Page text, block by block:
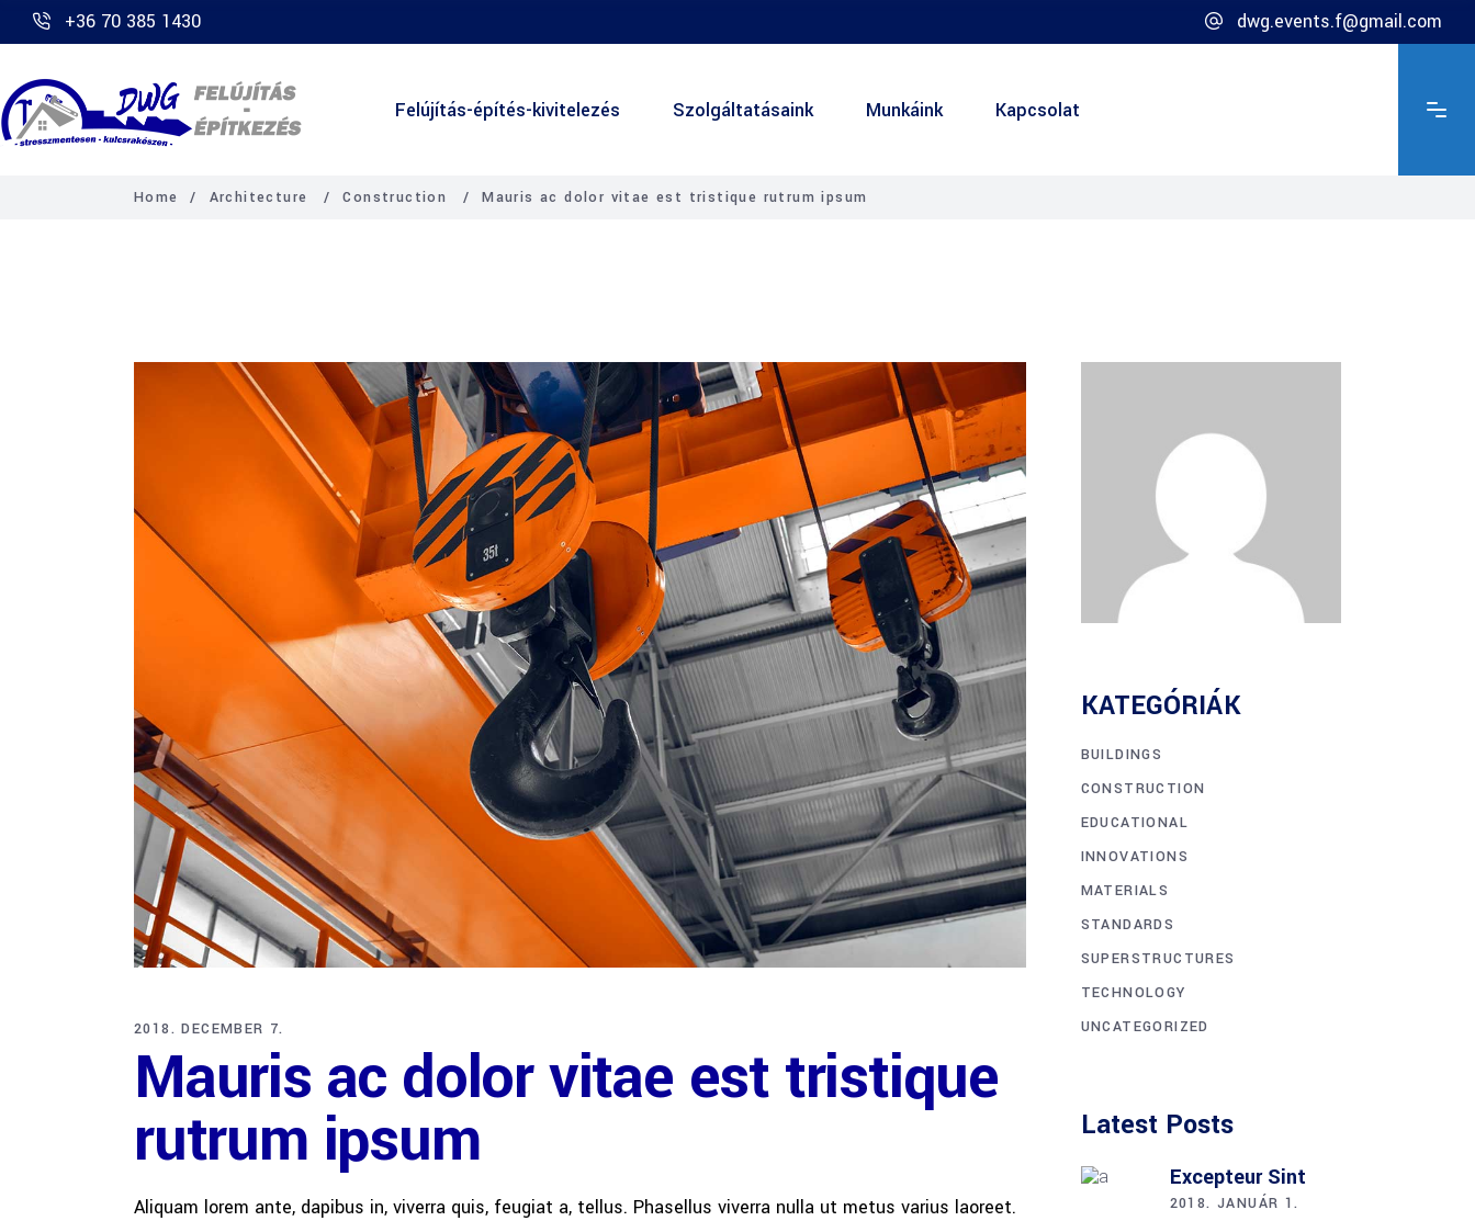
+36 70 385 1430 dwg.events.f@gmail.com
Felújítás-építés-kivitelezés Szolgáltatásaink Munkáink Kapcsolat
Home / Architecture /Construction /Mauris ac dolor vitae est tristique rutrum ipsum
2018. DECEMBER 7.
Mauris ac dolor vitae est tristique
rutrum ipsum
Aliquam lorem ante, dapibus in, viverra quis, feugiat a, tellus. Phasellus viverra nulla ut metus varius laoreet.
KATEGÓRIÁK
BUILDINGS
CONSTRUCTION
EDUCATIONAL
INNOVATIONS
MATERIALS
STANDARDS
SUPERSTRUCTURES
TECHNOLOGY
UNCATEGORIZED
Latest Posts
Excepteur Sint
2018. JANUÁR 1.